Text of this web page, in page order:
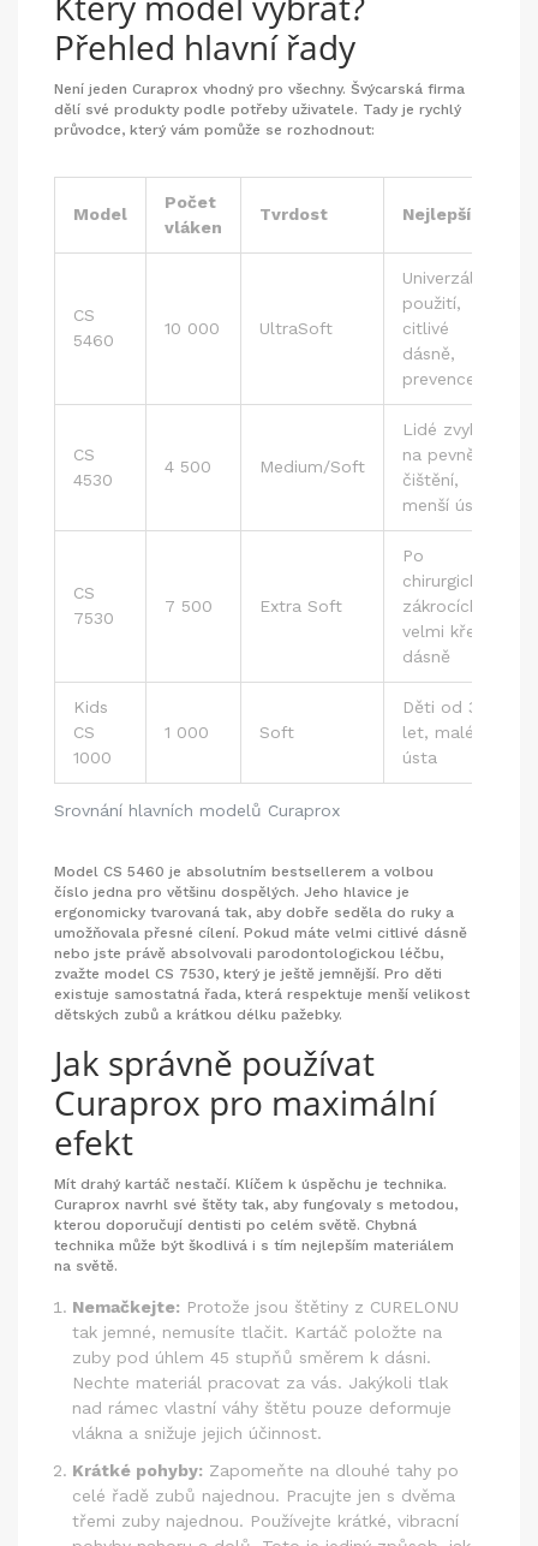
Přehled hlavní řady
Není jeden Curaprox vhodný pro všechny. Švýcarská firma
dělí své produkty podle potřeby uživatele. Tady je rychlý
průvodce, který vám pomůže se rozhodnout:
Srovnání hlavních modelů Curaprox
Model
Počet
vláken
Tvrdost Nejlepší pro
CS
5460
10 000 UltraSoft
Univerzální
použití,
citlivé
dásně,
prevence
CS
4530
4 500 Medium/Soft
Lidé zvyklí
na pevnější
čištění,
menší ústa
CS
7530
7 500 Extra Soft
Po
chirurgických
zákrocích,
velmi křehké
dásně
Kids
CS
1000
1 000 Soft
Děti od 3
let, malé
ústa
Model CS 5460 je absolutním bestsellerem a volbou
číslo jedna pro většinu dospělých. Jeho hlavice je
ergonomicky tvarovaná tak, aby dobře seděla do ruky a
umožňovala přesné cílení. Pokud máte velmi citlivé dásně
nebo jste právě absolvovali parodontologickou léčbu,
zvažte model CS 7530, který je ještě jemnější. Pro děti
existuje samostatná řada, která respektuje menší velikost
dětských zubů a krátkou délku pažebky.
Jak správně používat
Curaprox pro maximální
efekt
Mít drahý kartáč nestačí. Klíčem k úspěchu je technika.
Curaprox navrhl své štěty tak, aby fungovaly s metodou,
kterou doporučují dentisti po celém světě. Chybná
technika může být škodlivá i s tím nejlepším materiálem
na světě.
Nemačkejte: Protože jsou štětiny z CURELONU
tak jemné, nemusíte tlačit. Kartáč položte na
zuby pod úhlem 45 stupňů směrem k dásni.
Nechte materiál pracovat za vás. Jakýkoli tlak
nad rámec vlastní váhy štětu pouze deformuje
vlákna a snižuje jejich účinnost.
Krátké pohyby: Zapomeňte na dlouhé tahy po
celé řadě zubů najednou. Pracujte jen s dvěma
třemi zuby najednou. Používejte krátké, vibracní